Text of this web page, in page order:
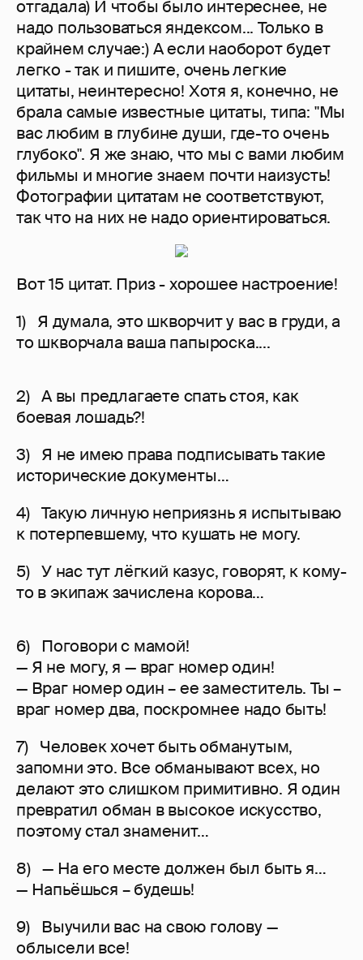
отгадала) И чтобы было интереснее, не
надо пользоваться яндексом... Только в
крайнем случае:) А если наоборот будет
легко - так и пишите, очень легкие
цитаты, неинтересно! Хотя я, конечно, не
брала самые известные цитаты, типа: "Мы
вас любим в глубине души, где-то очень
глубоко". Я же знаю, что мы с вами любим
фильмы и многие знаем почти наизусть!
Фотографии цитатам не соответствуют,
так что на них не надо ориентироваться.
Вот 15 цитат. Приз - хорошее настроение!
1) Я думала, это шкворчит у вас в груди, а
то шкворчала ваша папыроска....
2) А вы предлагаете спать стоя, как
боевая лошадь?!
3) Я не имею права подписывать такие
исторические документы…
4) Такую личную неприязнь я испытываю
к потерпевшему, что кушать не могу.
5) У нас тут лёгкий казус, говорят, к кому-
то в экипаж зачислена корова…
6) Поговори с мамой!
— Я не могу, я — враг номер один!
— Враг номер один – ее заместитель. Ты –
враг номер два, поскромнее надо быть!
7) Человек хочет быть обманутым,
запомни это. Все обманывают всех, но
делают это слишком примитивно. Я один
превратил обман в высокое искусство,
поэтому стал знаменит…
8) — На его месте должен был быть я…
— Напьёшься – будешь!
9) Выучили вас на свою голову —
облысели все!